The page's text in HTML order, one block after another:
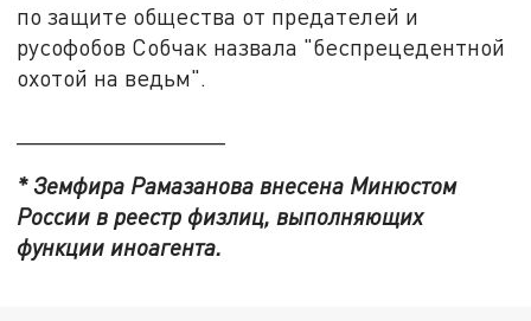
по защите общества от предателей и
русофобов Собчак назвала "беспрецедентной
охотой на ведьм".
* Земфира Рамазанова внесена Минюстом
России в реестр физлиц, выполняющих
функции иноагента.